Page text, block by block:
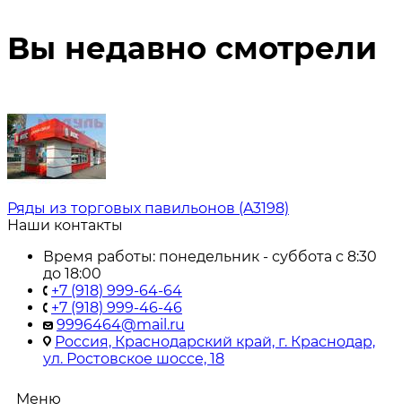
Вы недавно смотрели
Ряды из торговых павильонов (A3198)
Наши контакты
Время работы: понедельник - суббота с 8:30
до 18:00
+7 (918) 999-64-64
+7 (918) 999-46-46
9996464@mail.ru
Россия, Краснодарский край, г. Краснодар,
ул. Ростовское шоссе, 18
Меню